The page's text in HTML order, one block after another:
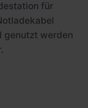
für
genutzt werden